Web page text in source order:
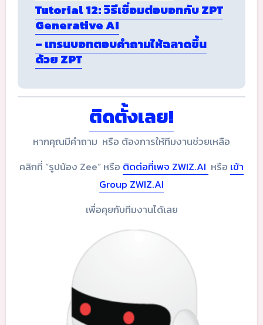
Tutorial 12: วิธีเชื่อมต่อบอทกับ ZPT
Generative AI
– เทรนบอทตอบคำถามให้ฉลาดขึ้น
ด้วย ZPT
ติดตั้งเลย!
หากคุณมีคำถาม หรือ ต้องการให้ทีมงานช่วยเหลือ
คลิกที่ “รูปน้อง Zee” หรือ ติดต่อที่เพจ ZWIZ.AI หรือ เข้า
Group ZWIZ.AI
เพื่อคุยกับทีมงานได้เลย